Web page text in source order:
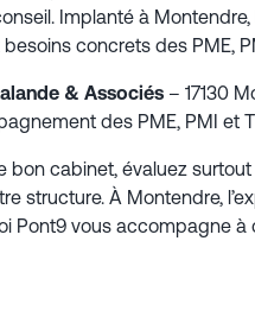
Implanté à
concrets des PME,
& Associés – 17130
des PME, PMI et
bon cabinet, évaluez
structure. À Montendre,
Pont9 vous accompagne